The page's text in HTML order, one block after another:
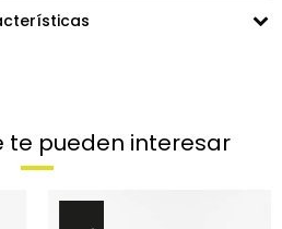
te pueden interesar